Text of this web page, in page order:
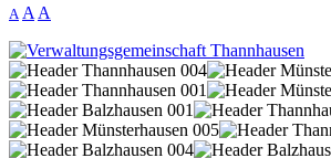
A A A